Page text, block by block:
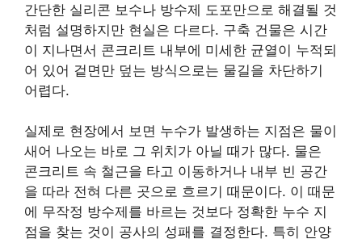
간단한 실리콘 보수나 방수제 도포만으로 해결될 것
처럼 설명하지만 현실은 다르다. 구축 건물은 시간
이 지나면서 콘크리트 내부에 미세한 균열이 누적되
어 있어 겉면만 덮는 방식으로는 물길을 차단하기
어렵다.
실제로 현장에서 보면 누수가 발생하는 지점은 물이
새어 나오는 바로 그 위치가 아닐 때가 많다. 물은
콘크리트 속 철근을 타고 이동하거나 내부 빈 공간
을 따라 전혀 다른 곳으로 흐르기 때문이다. 이 때문
에 무작정 방수제를 바르는 것보다 정확한 누수 지
점을 찾는 것이 공사의 성패를 결정한다. 특히 안양